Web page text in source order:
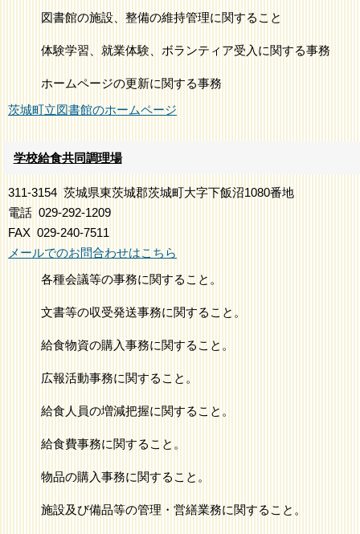
図書館の施設、整備の維持管理に関すること
体験学習、就業体験、ボランティア受入に関する事務
ホームページの更新に関する事務
茨城町立図書館のホームページ
学校給食共同調理場
311-3154 茨城県東茨城郡茨城町大字下飯沼1080番地
電話 029-292-1209
FAX 029-240-7511
メールでのお問合わせはこちら
各種会議等の事務に関すること。
文書等の収受発送事務に関すること。
給食物資の購入事務に関すること。
広報活動事務に関すること。
給食人員の増減把握に関すること。
給食費事務に関すること。
物品の購入事務に関すること。
施設及び備品等の管理・営繕業務に関すること。